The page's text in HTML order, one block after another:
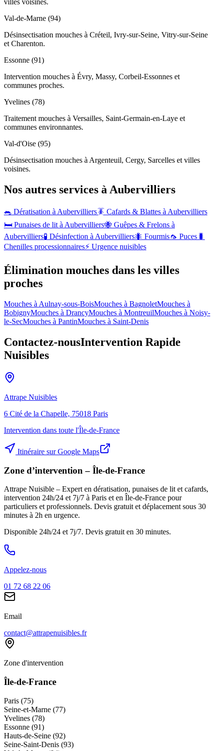
villes voisines.
Val-de-Marne (94)
Désinsectisation mouches à Créteil, Ivry-sur-Seine, Vitry-sur-Seine
et Charenton.
Essonne (91)
Intervention mouches à Évry, Massy, Corbeil-Essonnes et
communes proches.
Yvelines (78)
Traitement mouches à Versailles, Saint-Germain-en-Laye et
communes environnantes.
Val-d'Oise (95)
Désinsectisation mouches à Argenteuil, Cergy, Sarcelles et villes
voisines.
Nos autres services àAubervilliers
🐀 Dératisation à Aubervilliers🪳 Cafards & Blattes à Aubervilliers
🛏️ Punaises de lit à Aubervilliers🐝 Guêpes & Frelons à
Aubervilliers🧪 Désinfection à Aubervilliers🐜 Fourmis🦟 Puces 🐛
Chenilles processionnaires⚡ Urgence nuisibles
Élimination mouches dans les villes
proches
Mouches à Aulnay-sous-BoisMouches à BagnoletMouches à
BobignyMouches à DrancyMouches à MontreuilMouches à Noisy-
le-SecMouches à PantinMouches à Saint-Denis
Contactez-nousIntervention Rapide
Nuisibles
Attrape Nuisibles
6 Cité de la Chapelle, 75018 Paris
Intervention dans toute l'Île-de-France
Itinéraire sur Google Maps
Zone d’intervention – Île-de-France
Attrape Nuisible – Expert en dératisation, punaises de lit et cafards,
intervention 24h/24 et 7j/7 à Paris et en Île-de-France pour
particuliers et professionnels. Devis gratuit et déplacement sous 30
minutes à 2h en urgence.
Disponible 24h/24 et 7j/7. Devis gratuit en 30 minutes.
Appelez-nous
01 72 68 22 06
Email
contact@attrapenuisibles.fr
Zone d'intervention
Île-de-France
Paris (75)
Seine-et-Marne (77)
Yvelines (78)
Essonne (91)
Hauts-de-Seine (92)
Seine-Saint-Denis (93)